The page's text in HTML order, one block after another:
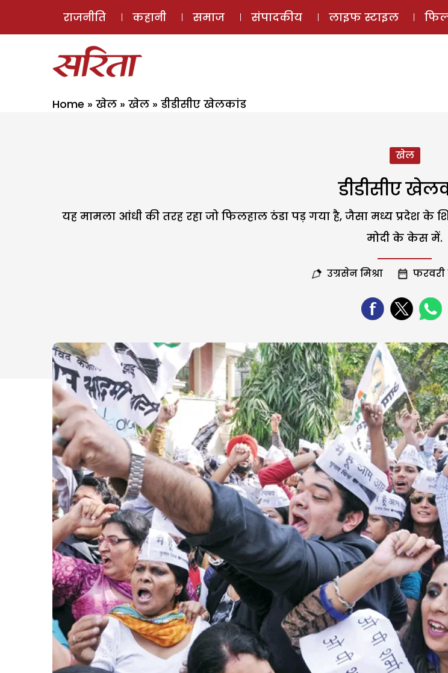
ई-
राजनीति कहानी समाज संपादकीय लाइफ स्टाइल
Home » खेल » खेल » डीडीसीए खेलकांड
खेल
डीडीसीए
यह मामला आंधी की तरह रहा जो फिलहाल ठंडा पड़ गया है, जैसा मध्य प्रदेश
मोदी के केस में.
उग्रसेन मिश्रा फरवरी